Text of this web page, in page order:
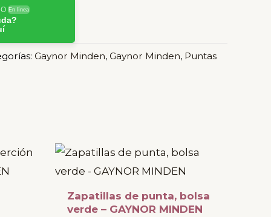
En línea
Gaynor Minden, Gaynor Minden, Puntas
Este
producto
múltiples
Zapatillas de punta, bolsa
verde – GAYNOR MINDEN